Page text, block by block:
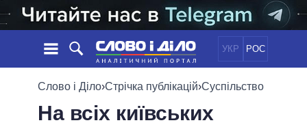
УКР РОС
НОВИНИ
СТРІЧКА
ПОЛІТИКА
ОБIЦЯНКИ
Слово і Діло›Стрічка публікацій›Суспільство
На всіх київських